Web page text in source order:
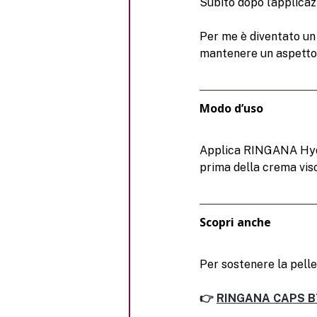
Per me è diventato
mantenere un
Modo d’uso
Applica RINGANA
prima della crema
Scopri anche
Per sostenere la
👉 RINGANA CAPS